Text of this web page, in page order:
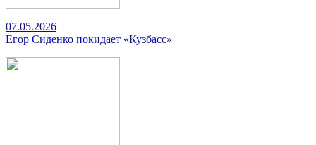
07.05.2026
Егор Сиденко покидает «Кузбасс»